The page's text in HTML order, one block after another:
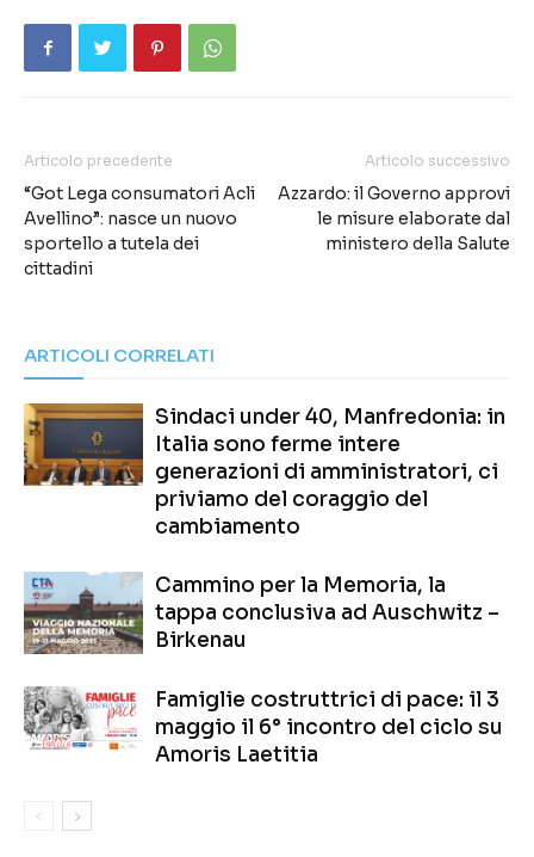
Articolo precedente
“Got Lega consumatori Acli
Avellino”: nasce un nuovo
sportello a tutela dei
cittadini
Articolo successivo
Azzardo: il Governo approvi
le misure elaborate dal
ministero della Salute
ARTICOLI CORRELATI
Sindaci under 40, Manfredonia: in
Italia sono ferme intere
generazioni di amministratori, ci
priviamo del coraggio del
cambiamento
Cammino per la Memoria, la
tappa conclusiva ad Auschwitz –
Birkenau
Famiglie costruttrici di pace: il 3
maggio il 6° incontro del ciclo su
Amoris Laetitia